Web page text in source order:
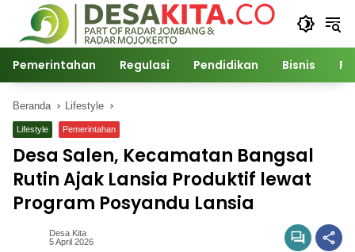
Langsung
konten
Pemerintahan Regulasi Pendidikan Bisnis
Beranda Lifestyle
Lifestyle Pemerintahan
Desa Salen, Kecamatan Bangsal
Rutin Ajak Lansia Produktif lewat
Program Posyandu Lansia
Desa Kita
5 April 2026